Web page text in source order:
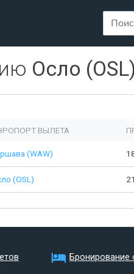
Осло (OSL)
ВЫЛЕТА
(WAW)
(OSL)
Бронирование